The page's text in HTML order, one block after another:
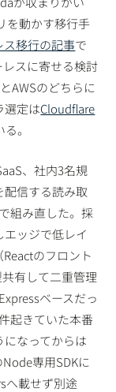
を動かす移行手
ス移行の記事で
スに寄せる検討
AWSのどちらに
選定はCloudflare
。
、社内3名規
信する読み取
組み直した。採
ッジで低レイ
のフロント
有して二重管理
ベースだっ
起きていた本番
なってからは
専用SDKに
へ載せず別途